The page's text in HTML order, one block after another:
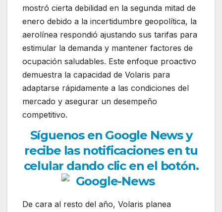
mostró cierta debilidad en la segunda mitad de
enero debido a la incertidumbre geopolítica, la
aerolínea respondió ajustando sus tarifas para
estimular la demanda y mantener factores de
ocupación saludables. Este enfoque proactivo
demuestra la capacidad de Volaris para
adaptarse rápidamente a las condiciones del
mercado y asegurar un desempeño
competitivo.
Síguenos en Google News y
recibe las notificaciones en tu
celular dando clic en el botón.
De cara al resto del año, Volaris planea